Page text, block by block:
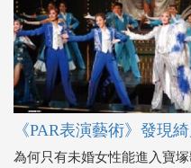
《PAR表演藝術》發現
為何只有未婚女性能進入寶